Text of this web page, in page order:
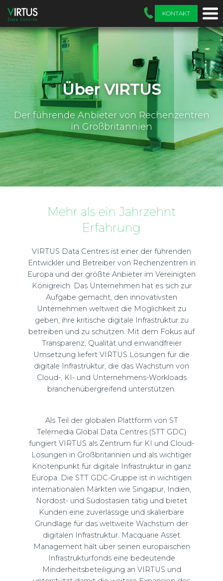
KONTAKT
Über VIRTUS
Der führende Anbieter von Rechenzentren
in Großbritannien
Mehr als ein Jahrzehnt
Erfahrung
VIRTUS Data Centres ist einer der führenden
Entwickler und Betreiber von Rechenzentren in
Europa und der größte Anbieter im Vereinigten
Königreich. Das Unternehmen hat es sich zur
Aufgabe gemacht, den innovativsten
Unternehmen weltweit die Möglichkeit zu
geben, ihre kritische digitale Infrastruktur zu
betreiben und zu schützen. Mit dem Fokus auf
Transparenz, Qualität und einwandfreier
Umsetzung liefert VIRTUS Lösungen für die
digitale Infrastruktur, die das Wachstum von
Cloud-, KI- und Unternehmens-Workloads
branchenübergreifend unterstützen.
Als Teil der globalen Plattform von ST
Telemedia Global Data Centres (STT GDC)
fungiert VIRTUS als Zentrum für KI und Cloud-
Lösungen in Großbritannien und als wichtiger
Knotenpunkt für digitale Infrastruktur in ganz
Europa. Die STT GDC-Gruppe ist in wichtigen
internationalen Märkten wie Singapur, Indien,
Nordost- und Südostasien tätig und bietet
Kunden eine zuverlässige und skalierbare
Grundlage für das weltweite Wachstum der
digitalen Infrastruktur. Macquarie Asset
Management hält über seinen europäischen
Infrastrukturfonds eine bedeutende
Minderheitsbeteiligung an VIRTUS und